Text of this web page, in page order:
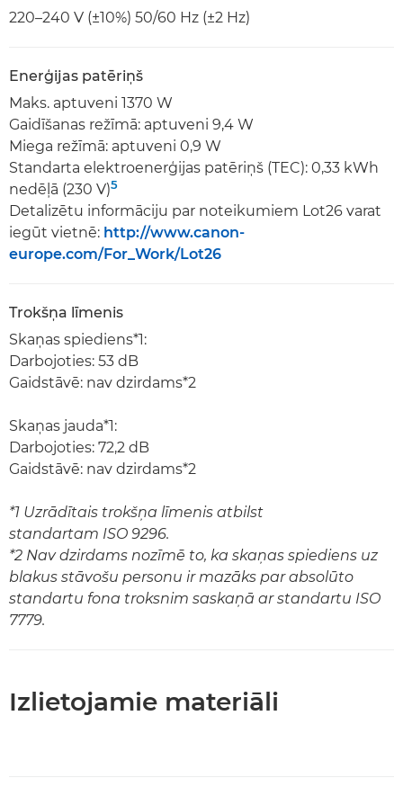
220–240 V (±10%) 50/60 Hz (±2 Hz)
Enerģijas patēriņš
Maks. aptuveni 1370 W
Gaidīšanas režīmā: aptuveni 9,4 W
Miega režīmā: aptuveni 0,9 W
Standarta elektroenerģijas patēriņš (TEC): 0,33 kWh
nedēļā (230 V)5
Detalizētu informāciju par noteikumiem Lot26 varat
iegūt vietnē: http://www.canon-
europe.com/For_Work/Lot26
Trokšņa līmenis
Skaņas spiediens*1:
Darbojoties: 53 dB
Gaidstāvē: nav dzirdams*2
Skaņas jauda*1:
Darbojoties: 72,2 dB
Gaidstāvē: nav dzirdams*2
*1 Uzrādītais trokšņa līmenis atbilst
standartam ISO 9296.
*2 Nav dzirdams nozīmē to, ka skaņas spiediens uz
blakus stāvošu personu ir mazāks par absolūto
standartu fona troksnim saskaņā ar standartu ISO
7779.
Izlietojamie materiāli